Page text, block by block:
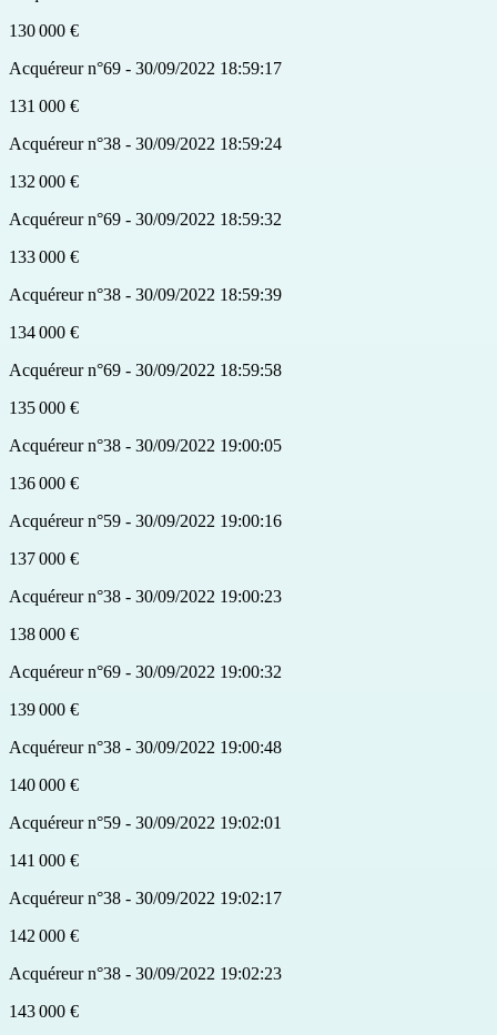
130 000 €
Acquéreur n°69 - 30/09/2022 18:59:17
131 000 €
Acquéreur n°38 - 30/09/2022 18:59:24
132 000 €
Acquéreur n°69 - 30/09/2022 18:59:32
133 000 €
Acquéreur n°38 - 30/09/2022 18:59:39
134 000 €
Acquéreur n°69 - 30/09/2022 18:59:58
135 000 €
Acquéreur n°38 - 30/09/2022 19:00:05
136 000 €
Acquéreur n°59 - 30/09/2022 19:00:16
137 000 €
Acquéreur n°38 - 30/09/2022 19:00:23
138 000 €
Acquéreur n°69 - 30/09/2022 19:00:32
139 000 €
Acquéreur n°38 - 30/09/2022 19:00:48
140 000 €
Acquéreur n°59 - 30/09/2022 19:02:01
141 000 €
Acquéreur n°38 - 30/09/2022 19:02:17
142 000 €
Acquéreur n°38 - 30/09/2022 19:02:23
143 000 €